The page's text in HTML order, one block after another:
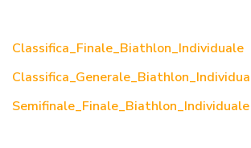
Classifica_Finale_Biathlon_Individuale
Semifinale_Finale_Biathlon_Individuale